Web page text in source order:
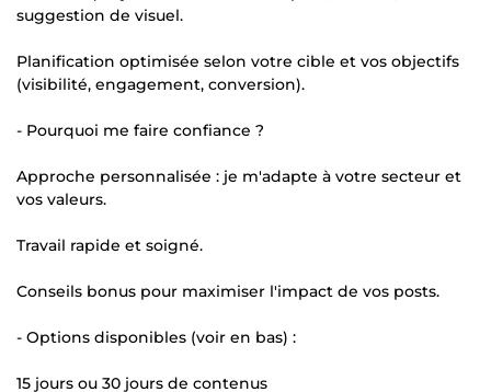
suggestion de visuel.
Planification optimisée selon votre cible et vos objectifs
(visibilité, engagement, conversion).
- Pourquoi me faire confiance ?
Approche personnalisée : je m'adapte à votre secteur et
vos valeurs.
Travail rapide et soigné.
Conseils bonus pour maximiser l'impact de vos posts.
- Options disponibles (voir en bas) :
15 jours ou 30 jours de contenus